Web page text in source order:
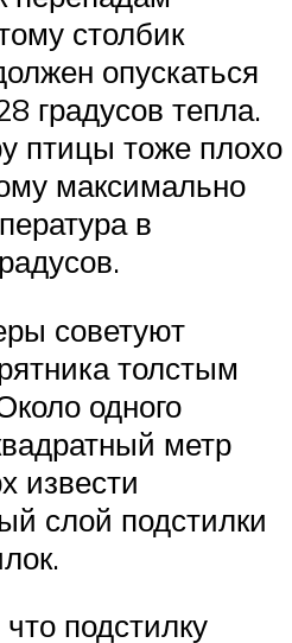
столбик
опускаться
градусов тепла.
птицы тоже плохо
максимально
в
советуют
толстым
одного
метр
извести
слой подстилки
подстилку